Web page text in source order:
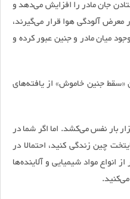
جان مادر را افزایش می‌دهد و
معرض آلودگی هوا قرار می‌گیرند،
میان مادر و جنین عبور کرده و
«سقط جنین خاموش» از یافته‌های
بالغ بطور معمول روزانه 20 هزار بار نفس می‌کشد. اما اگر شما در
چین زندگی کنید، احتمالا در
انواع مواد شیمیایی و آلاینده‌ها